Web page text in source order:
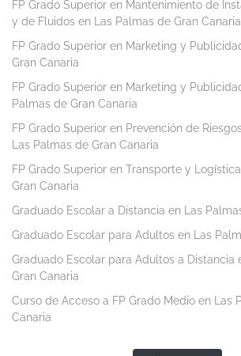
FP Grado Superior en Mantenimiento de
y de Fluidos en Las Palmas de Gran Canaria
FP Grado Superior en Marketing y
Gran Canaria
FP Grado Superior en Marketing y
Palmas de Gran Canaria
FP Grado Superior en Prevención de
Las Palmas de Gran Canaria
FP Grado Superior en Transporte y
Gran Canaria
Graduado Escolar a Distancia en Las
Graduado Escolar para Adultos en Las
Graduado Escolar para Adultos a Distancia
Gran Canaria
Curso de Acceso a FP Grado Medio en Las
Canaria